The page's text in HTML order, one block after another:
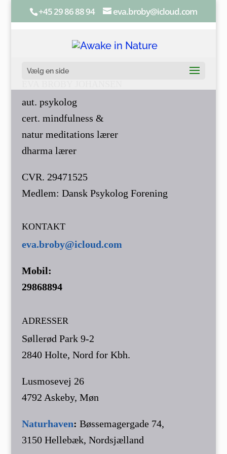
+45 29 86 88 94 eva.broby@icloud.com
Vælg en side
aut. psykolog
cert. mindfulness &
natur meditations lærer
dharma lærer
CVR. 29471525
Medlem: Dansk Psykolog Forening
KONTAKT
eva.broby@icloud.com
Mobil:
29868894
ADRESSER
Søllerød Park 9-2
2840 Holte, Nord for Kbh.
Lusmosevej 26
4792 Askeby, Møn
Naturhaven: Bøssemagergade 74,
3150 Hellebæk, Nordsjælland